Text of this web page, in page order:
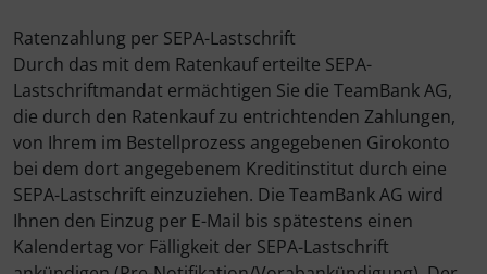
Ratenzahlung per SEPA-Lastschrift
Durch das mit dem Ratenkauf erteilte SEPA-
Lastschriftmandat ermächtigen Sie die TeamBank AG,
die durch den Ratenkauf zu entrichtenden Zahlungen,
von Ihrem im Bestellprozess angegebenen Girokonto
bei dem dort angegebenem Kreditinstitut durch eine
SEPA-Lastschrift einzuziehen. Die TeamBank AG wird
Ihnen den Einzug per E-Mail bis spätestens einen
Kalendertag vor Fälligkeit der SEPA-Lastschrift